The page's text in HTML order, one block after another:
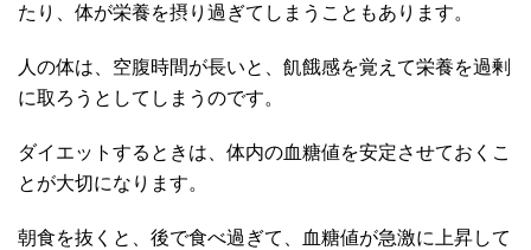
たり、体が栄養を摂り過ぎてしまうこともあります。
人の体は、空腹時間が長いと、飢餓感を覚えて栄養を過剰
に取ろうとしてしまうのです。
ダイエットするときは、体内の血糖値を安定させておくこ
とが大切になります。
朝食を抜くと、後で食べ過ぎて、血糖値が急激に上昇して